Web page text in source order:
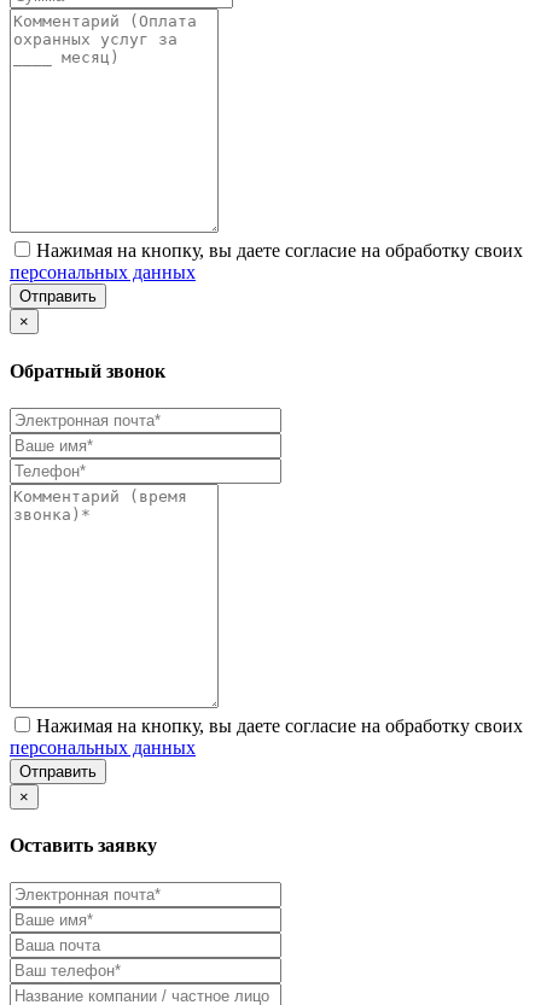
Нажимая на кнопку, вы даете согласие на обработку своих
персональных данных
Отправить
×
Обратный звонок
Нажимая на кнопку, вы даете согласие на обработку своих
персональных данных
Отправить
×
Оставить заявку